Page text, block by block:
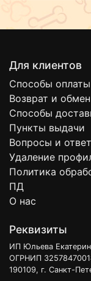
Для клиентов
Способы оплаты
Возврат и обмен
Способы
Пункты выдачи
Вопросы и
Удаление
Политика
ПД
О нас
Реквизиты
ИП Юльева
ОГРНИП
190109, г. Санкт-